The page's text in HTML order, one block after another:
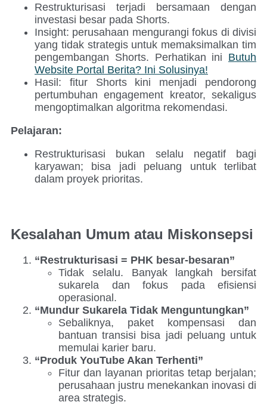
Restrukturisasi terjadi bersamaan dengan
investasi besar pada Shorts.
Insight: perusahaan mengurangi fokus di divisi
yang tidak strategis untuk memaksimalkan tim
pengembangan Shorts. Perhatikan ini Butuh
Website Portal Berita? Ini Solusinya!
Hasil: fitur Shorts kini menjadi pendorong
pertumbuhan engagement kreator, sekaligus
mengoptimalkan algoritma rekomendasi.
Pelajaran:
Restrukturisasi bukan selalu negatif bagi
karyawan; bisa jadi peluang untuk terlibat
dalam proyek prioritas.
Kesalahan Umum atau Miskonsepsi
“Restrukturisasi = PHK besar-besaran”
Tidak selalu. Banyak langkah bersifat
sukarela dan fokus pada efisiensi
operasional.
“Mundur Sukarela Tidak Menguntungkan”
Sebaliknya, paket kompensasi dan
bantuan transisi bisa jadi peluang untuk
memulai karier baru.
“Produk YouTube Akan Terhenti”
Fitur dan layanan prioritas tetap berjalan;
perusahaan justru menekankan inovasi di
area strategis.